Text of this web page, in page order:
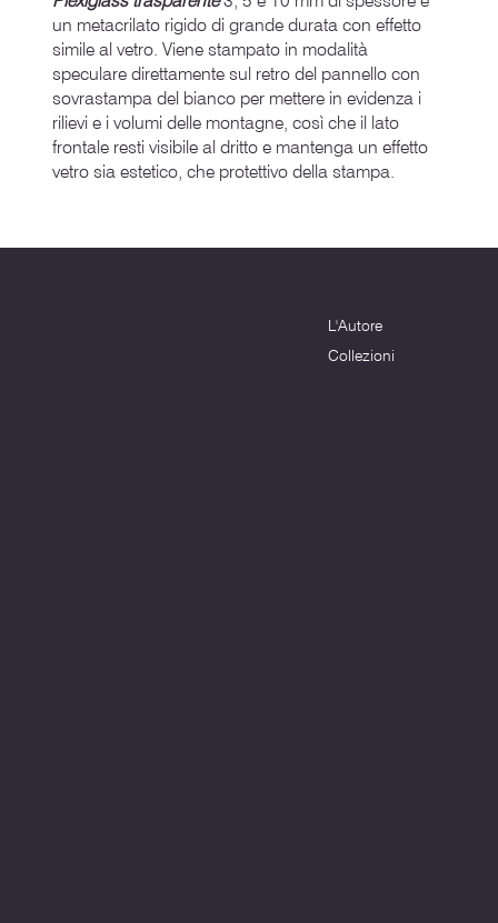
un metacrilato rigido di grande durata con effetto
simile al vetro. Viene stampato in modalità
speculare direttamente sul retro del pannello con
sovrastampa del bianco per mettere in evidenza i
rilievi e i volumi delle montagne, così che il lato
frontale resti visibile al dritto e mantenga un effetto
vetro sia estetico, che protettivo della stampa.
L'Autore
Collezioni